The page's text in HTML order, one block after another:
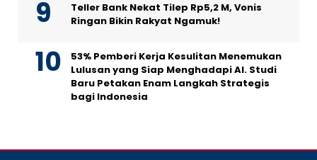
Teller Bank Nekat Tilep Rp5,2 M, Vonis
Ringan Bikin Rakyat Ngamuk!
53% Pemberi Kerja Kesulitan Menemukan
Lulusan yang Siap Menghadapi AI. Studi
Baru Petakan Enam Langkah Strategis
bagi Indonesia